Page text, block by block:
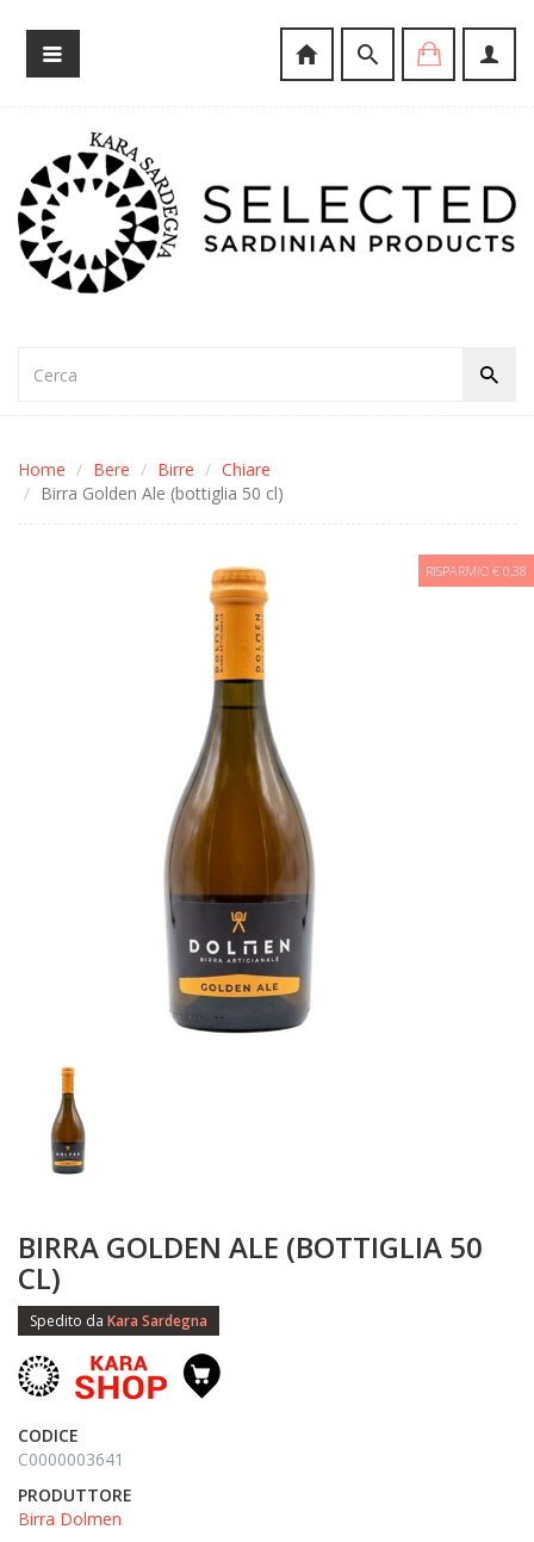
Home Bere Birre
Chiare
Birra Golden Ale (bottiglia 50 cl)
RISPARMIO € 0,38
BIRRA GOLDEN ALE (BOTTIGLIA 50
CL)
Spedito da Kara Sardegna
CODICE
C0000003641
PRODUTTORE
Birra Dolmen